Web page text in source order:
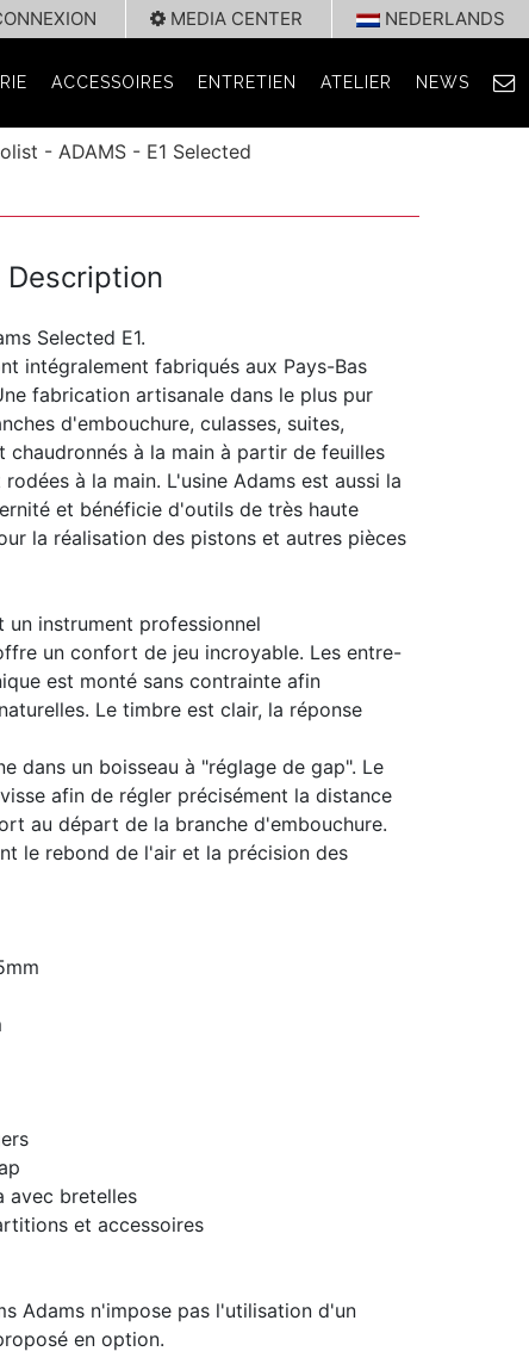
MEDIA CENTER NEDERLANDS
ACCESSOIRES ENTRETIEN ATELIER NEWS
- ADAMS - E1 Selected
Description
Selected E1.
intégralement fabriqués aux Pays-Bas
fabrication artisanale dans le plus pur
d'embouchure, culasses, suites,
chaudronnés à la main à partir de feuilles
à la main. L'usine Adams est aussi la
et bénéficie d'outils de très haute
la réalisation des pistons et autres pièces
un instrument professionnel
un confort de jeu incroyable. Les entre-
est monté sans contrainte afin
Le timbre est clair, la réponse
dans un boisseau à "réglage de gap". Le
afin de régler précisément la distance
au départ de la branche d'embouchure.
le rebond de l'air et la précision des
avec bretelles
et accessoires
Adams n'impose pas l'utilisation d'un
en option.